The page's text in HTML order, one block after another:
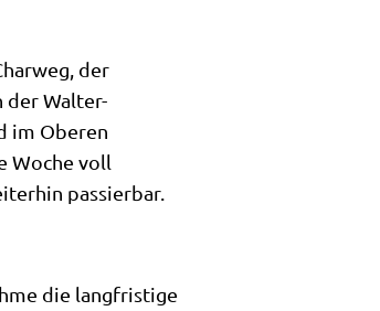
der
der Walter-
im Oberen
Woche voll
passierbar.
die langfristige